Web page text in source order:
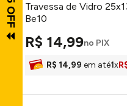
Travessa de Vidro
Be10
R$ 14,99no PIX
R$ 14,99 em até1x